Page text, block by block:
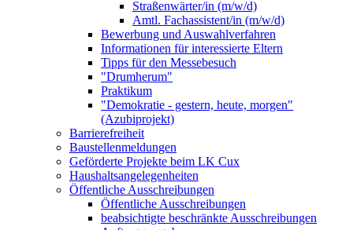
Straßenwärter/in (m/w/d)
Amtl. Fachassistent/in (m/w/d)
Bewerbung und Auswahlverfahren
Informationen für interessierte Eltern
Tipps für den Messebesuch
"Drumherum"
Praktikum
"Demokratie - gestern, heute, morgen"
(Azubiprojekt)
Barrierefreiheit
Baustellenmeldungen
Geförderte Projekte beim LK Cux
Haushaltsangelegenheiten
Öffentliche Ausschreibungen
Öffentliche Ausschreibungen
beabsichtigte beschränkte Ausschreibungen